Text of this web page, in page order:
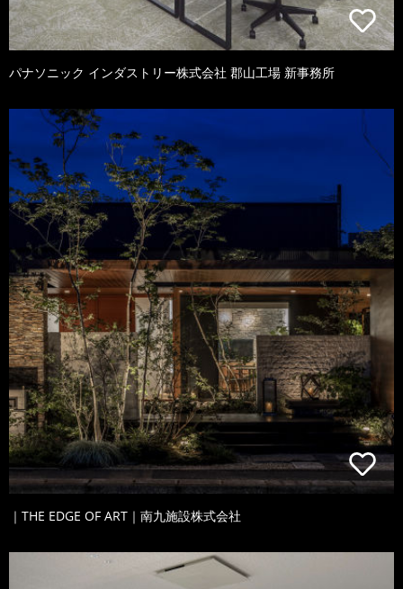
パナソニック インダストリー株式会社 郡山工場 新事務所
｜THE EDGE OF ART｜南九施設株式会社